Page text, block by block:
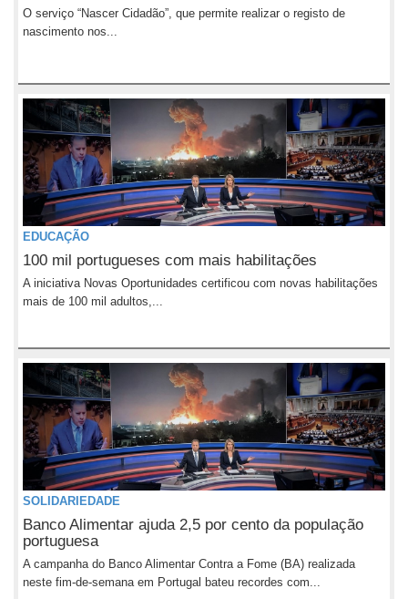
O serviço “Nascer Cidadão”, que permite realizar o registo de
nascimento nos...
EDUCAÇÃO
100 mil portugueses com mais habilitações
A iniciativa Novas Oportunidades certificou com novas habilitações
mais de 100 mil adultos,...
SOLIDARIEDADE
Banco Alimentar ajuda 2,5 por cento da população
portuguesa
A campanha do Banco Alimentar Contra a Fome (BA) realizada
neste fim-de-semana em Portugal bateu recordes com...